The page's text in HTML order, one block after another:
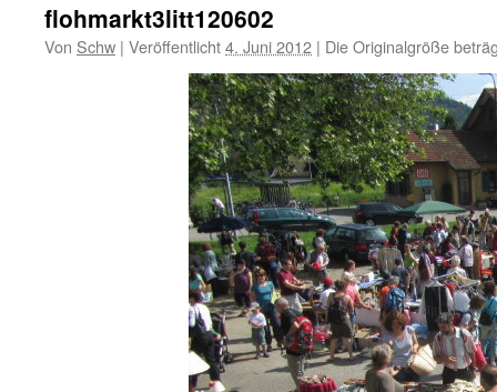
flohmarkt3litt120602
Von Schw | Veröffentlicht4. Juni 2012 | Die Originalgröße